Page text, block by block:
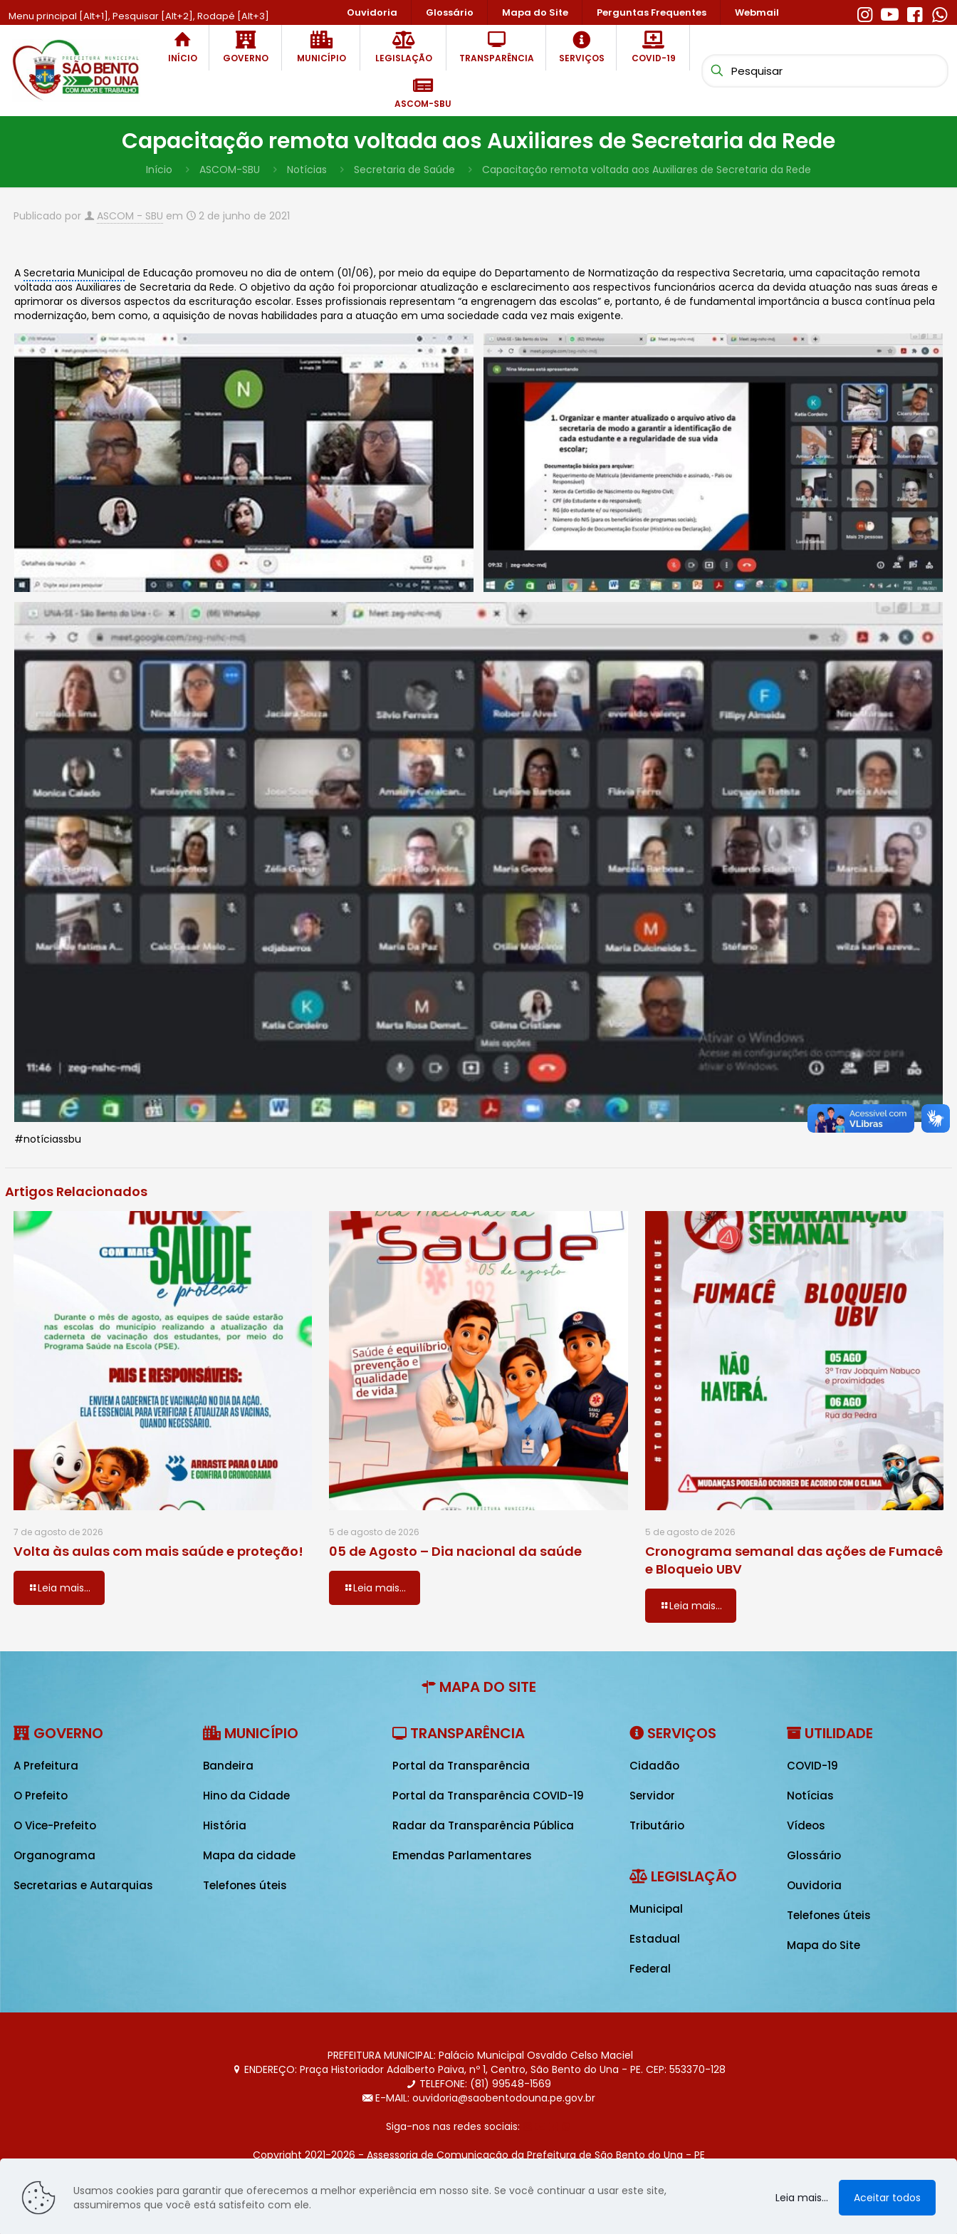
Menu principal [Alt+1], Pesquisar [Alt+2], Rodapé [Alt+3] Ouvidoria Glossário Mapa do Site Perguntas Frequentes Webmail
INÍCIO GOVERNO MUNICÍPIO LEGISLAÇÃO TRANSPARÊNCIA SERVIÇOS COVID-19
ASCOM-SBU
Capacitação remota voltada aos Auxiliares de Secretaria da Rede
Início ASCOM-SBU Notícias Secretaria de Saúde Capacitação remota voltada aos Auxiliares de Secretaria da Rede
Publicado por ASCOM - SBU em 2 de junho de 2021
ASecretaria Municipal de Educação promoveu no dia de ontem (01/06), por meio da equipe do Departamento de Normatização da respectiva Secretaria, uma capacitação remota
voltada aos Auxiliares de Secretaria da Rede. O objetivo da ação foi proporcionar atualização e esclarecimento aos respectivos funcionários acerca da devida atuação nas suas áreas e
aprimorar os diversos aspectos da escrituração escolar. Esses profissionais representam “a engrenagem das escolas” e, portanto, é de fundamental importância a busca contínua pela
modernização, bem como, a aquisição de novas habilidades para a atuação em uma sociedade cada vez mais exigente.
#notíciassbu
Artigos Relacionados
7 de agosto de 2026
Volta às aulas com mais saúde e proteção!
Leia mais...
5 de agosto de 2026
05 de Agosto – Dia nacional da saúde
Leia mais...
5 de agosto de 2026
Cronograma semanal das ações de Fumacê
e Bloqueio UBV
Leia mais...
MAPA DO SITE
GOVERNO
A Prefeitura
O Prefeito
O Vice-Prefeito
Organograma
Secretarias e Autarquias
MUNICÍPIO
Bandeira
Hino da Cidade
História
Mapa da cidade
Telefones úteis
TRANSPARÊNCIA
Portal da Transparência
Portal da Transparência COVID-19
Radar da Transparência Pública
Emendas Parlamentares
SERVIÇOS
Cidadão
Servidor
Tributário
LEGISLAÇÃO
Municipal
Estadual
Federal
UTILIDADE
COVID-19
Notícias
Vídeos
Glossário
Ouvidoria
Telefones úteis
Mapa do Site
PREFEITURA MUNICIPAL: Palácio Municipal Osvaldo Celso Maciel
ENDEREÇO: Praça Historiador Adalberto Paiva, nº 1, Centro, São Bento do Una - PE. CEP: 553370-128
TELEFONE: (81) 99548-1569
E-MAIL: ouvidoria@saobentodouna.pe.gov.br
Siga-nos nas redes sociais:
Copyright 2021-2026 - Assessoria de Comunicação da Prefeitura de São Bento do Una - PE
Página desenvolvida pela agência de publicidade LumusWeb - Agência Digital
Usamos cookies para garantir que oferecemos a melhor experiência em nosso site. Se você continuar a usar este site,
assumiremos que você está satisfeito com ele.
Leia mais... Aceitar todos